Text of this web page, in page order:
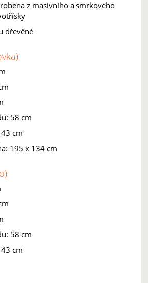
z masivního a smrkového
dřevěné
58 cm
43 cm
195 x 134 cm
58 cm
43 cm